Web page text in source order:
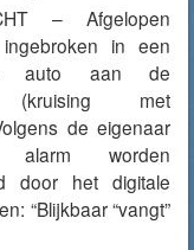
– Afgelopen
in een
auto aan de
(kruising met
de eigenaar
worden
door het digitale
“Blijkbaar “vangt”